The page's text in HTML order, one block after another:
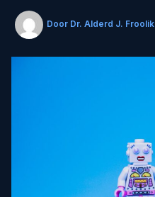
Door Dr. Alderd J. Froolik